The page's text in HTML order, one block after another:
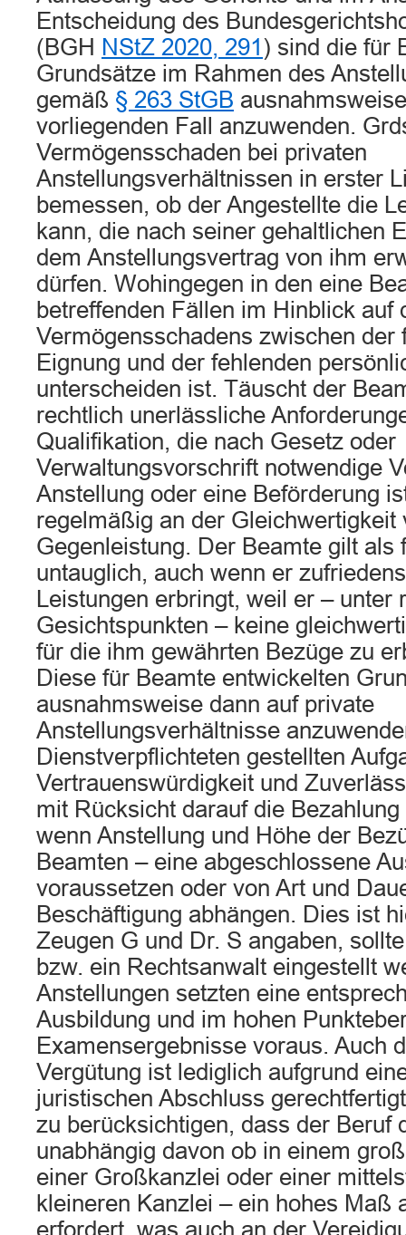
Entscheidung des
(BGH NStZ 2020, 291 ) sind die für
Grundsätze im Rahmen des
gemäß § 263 StGB
vorliegenden Fall anzuwenden.
Vermögensschaden bei privaten
Anstellungsverhältnissen in erster
bemessen, ob der Angestellte die
kann, die nach seiner gehaltlichen
dem Anstellungsvertrag von ihm
dürfen. Wohingegen in den eine
betreffenden Fällen im Hinblick auf
Vermögensschadens zwischen der
Eignung und der fehlenden
unterscheiden ist. Täuscht der
rechtlich unerlässliche
Qualifikation, die nach Gesetz oder
Verwaltungsvorschrift notwendige
Anstellung oder eine Beförderung
regelmäßig an der Gleichwertigkeit
Gegenleistung. Der Beamte gilt als
untauglich, auch wenn er
Leistungen erbringt, weil er – unter
Gesichtspunkten – keine
für die ihm gewährten Bezüge zu
Diese für Beamte entwickelten
ausnahmsweise dann auf private
Anstellungsverhältnisse
Dienstverpflichteten gestellten
Vertrauenswürdigkeit und
mit Rücksicht darauf die
wenn Anstellung und Höhe der
Beamten – eine abgeschlossene
voraussetzen oder von Art und
Beschäftigung abhängen. Dies ist
Zeugen G und Dr. S angaben,
bzw. ein Rechtsanwalt eingestellt
Anstellungen setzten eine
Ausbildung und im hohen
Examensergebnisse voraus. Auch
Vergütung ist lediglich aufgrund
juristischen Abschluss
zu berücksichtigen, dass der Beruf
unabhängig davon ob in einem
einer Großkanzlei oder einer
kleineren Kanzlei – ein hohes Maß
erfordert, was auch an der